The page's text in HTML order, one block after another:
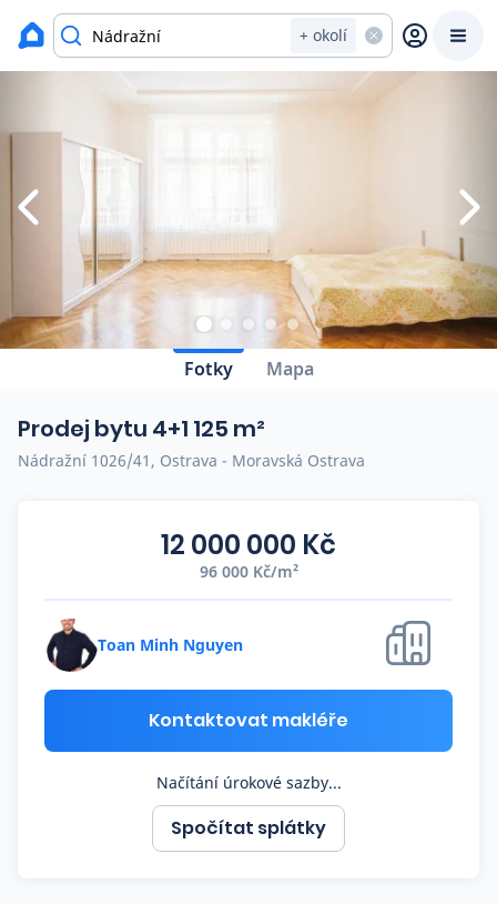
+ okolí
Prodej s Reas.cz
Chytrý odhad ceny
Ceny prodaných nemovitostí
Přehled realitních makléřů
O nás
Kariéra
Kontakt
Výpis nemovitostí Zavřít
Fotky Mapa
Prodej bytu 4+1 125 m²
Nádražní 1026/41, Ostrava - Moravská Ostrava
12 000 000 Kč
96 000 Kč/m²
Toan Minh Nguyen
Kontaktovat makléře
Načítání úrokové sazby...
Spočítat splátky